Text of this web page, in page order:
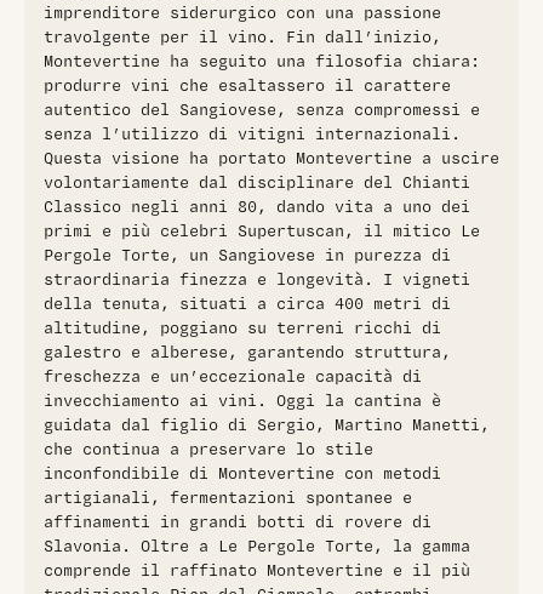
imprenditore siderurgico con una passione
travolgente per il vino. Fin dall’inizio,
Montevertine ha seguito una filosofia chiara:
produrre vini che esaltassero il carattere
autentico del Sangiovese, senza compromessi e
senza l’utilizzo di vitigni internazionali.
Questa visione ha portato Montevertine a uscire
volontariamente dal disciplinare del Chianti
Classico negli anni 80, dando vita a uno dei
primi e più celebri Supertuscan, il mitico Le
Pergole Torte, un Sangiovese in purezza di
straordinaria finezza e longevità. I vigneti
della tenuta, situati a circa 400 metri di
altitudine, poggiano su terreni ricchi di
galestro e alberese, garantendo struttura,
freschezza e un’eccezionale capacità di
invecchiamento ai vini. Oggi la cantina è
guidata dal figlio di Sergio, Martino Manetti,
che continua a preservare lo stile
inconfondibile di Montevertine con metodi
artigianali, fermentazioni spontanee e
affinamenti in grandi botti di rovere di
Slavonia. Oltre a Le Pergole Torte, la gamma
comprende il raffinato Montevertine e il più